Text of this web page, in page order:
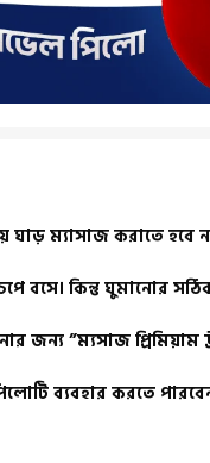
enlarge
ম্যাসাজ করাতে হবে
বসে। কিন্তু ঘুমানোর
”ম্যসাজ প্রিমিয়াম
ব্যবহার করতে